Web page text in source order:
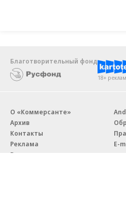
Благотворительный фонд
18+
О «Коммерсанте»
Архив
Контакты
Реклама
Вакансии
E-